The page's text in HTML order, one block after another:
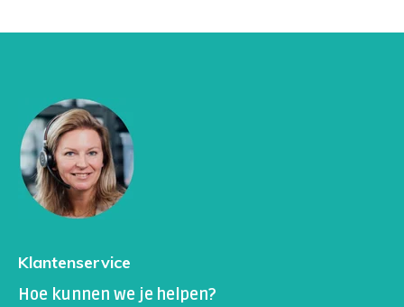
Klantenservice
Hoe kunnen we je helpen?